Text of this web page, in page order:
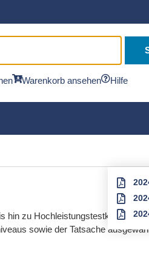
Warenkorb ansehen Hilfe
hin zu Hochleistungstestkabeln,
sowie der Tatsache